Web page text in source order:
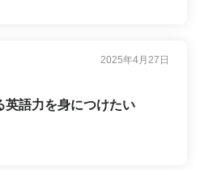
2025年4月27日
英語力を身につけたい